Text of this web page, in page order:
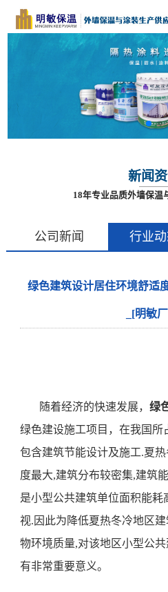
新闻
18年专业品质外墙保温
公司新闻 行业
绿色建筑设计居住环境舒适
_[明敏
随着经济的快速发展， 绿
绿色建设施工项目， 在我国所
包含建筑节能设计及施工.夏
度最大,建筑分布较密集,建筑
是小型公共建筑单位面积能耗
视.因此为降低夏热冬冷地区
物环境质量,对该地区小型公
有非常重要意义。